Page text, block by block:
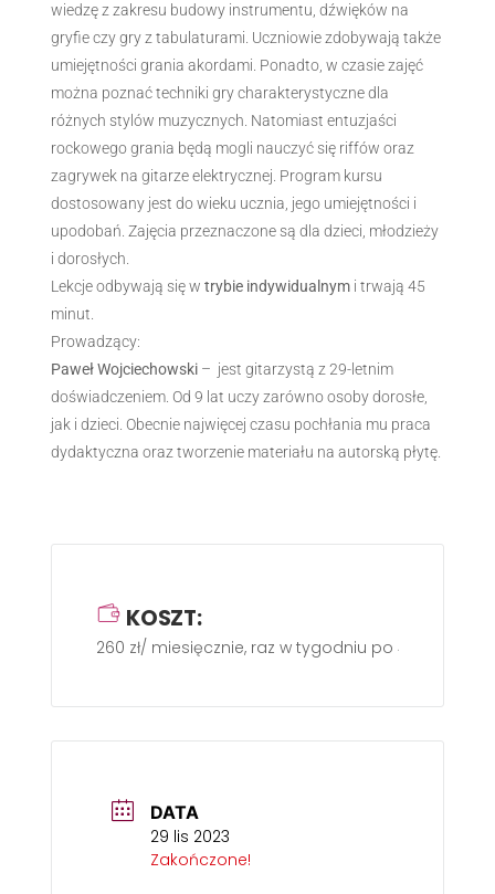
wiedzę z zakresu budowy instrumentu, dźwięków na
gryfie czy gry z tabulaturami. Uczniowie zdobywają także
umiejętności grania akordami. Ponadto, w czasie zajęć
można poznać techniki gry charakterystyczne dla
różnych stylów muzycznych. Natomiast entuzjaści
rockowego grania będą mogli nauczyć się riffów oraz
zagrywek na gitarze elektrycznej. Program kursu
dostosowany jest do wieku ucznia, jego umiejętności i
upodobań. Zajęcia przeznaczone są dla dzieci, młodzieży
i dorosłych.
Lekcje odbywają się w trybie indywidualnym i trwają 45
minut.
Prowadzący:
Paweł Wojciechowski – jest gitarzystą z 29-letnim
doświadczeniem. Od 9 lat uczy zarówno osoby dorosłe,
jak i dzieci. Obecnie najwięcej czasu pochłania mu praca
dydaktyczna oraz tworzenie materiału na autorską płytę.
KOSZT:
260 zł/ miesięcznie, raz w tygodniu po 45 min.
DATA
29 lis 2023
Zakończone!